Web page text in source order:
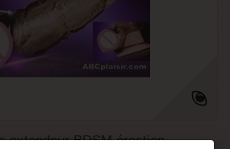
extendeur BDSM érection